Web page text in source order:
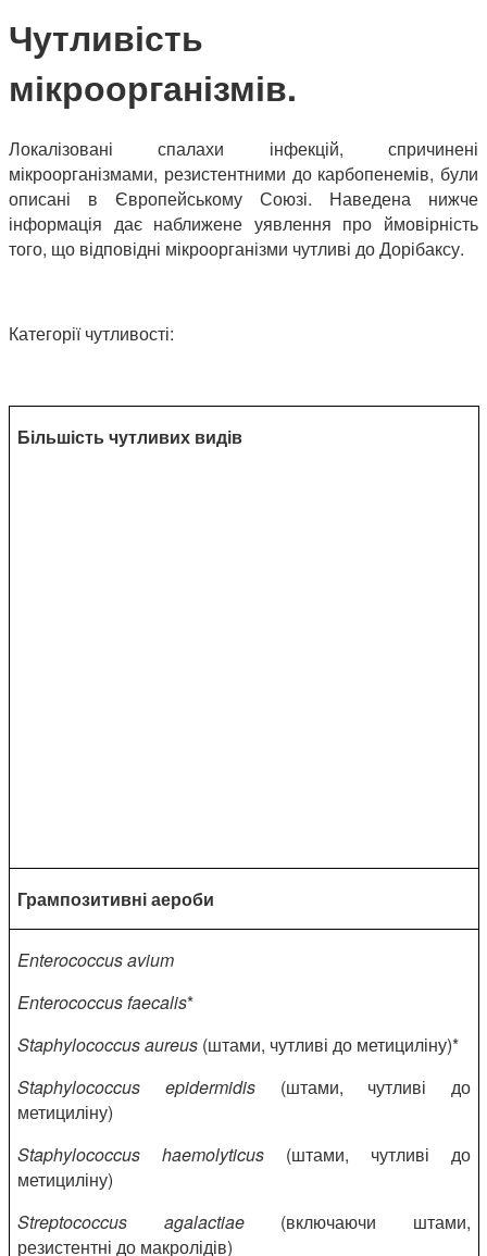
Чутливість
мікроорганізмів.
Локалізовані спалахи інфекцій, спричинені
мікроорганізмами, резистентними до карбопенемів, були
описані в Європейському Союзі. Наведена нижче
інформація дає наближене уявлення про ймовірність
того, що відповідні мікроорганізми чутливі до Дорібаксу.
Категорії чутливості:
Більшість чутливих видів
Грампозитивні аероби
Enterococcusavium
Enterococcusfaecalis*
Staphylococcusaureus (штами, чутливі до метициліну)*
Staphylococcus
epidermidis(штами, чутливі до
метициліну)
Staphylococcus
haemolyticus (штами, чутливі до
метициліну)
Streptococcus
agalactiae(включаючи штами,
резистентні до макролідів)